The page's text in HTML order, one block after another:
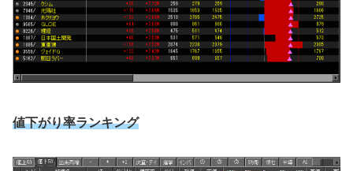
値下がり率ランキング